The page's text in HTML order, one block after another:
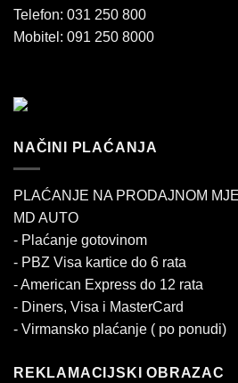
Telefon: 031 250 800
Mobitel: 091 250 8000
NAČINI PLAĆANJA
PLAĆANJE NA PRODAJNOM
MD AUTO
- Plaćanje gotovinom
- PBZ Visa kartice do 6 rata
- American Express do 12 rata
- Diners, Visa i MasterCard
- Virmansko plaćanje ( po ponudi)
REKLAMACIJSKI OBRAZAC